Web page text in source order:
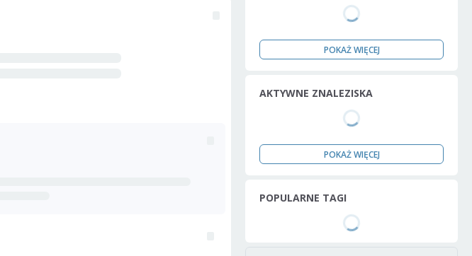
POKAŻ WIĘCEJ
AKTYWNE ZNALEZISKA
POKAŻ WIĘCEJ
POPULARNE TAGI